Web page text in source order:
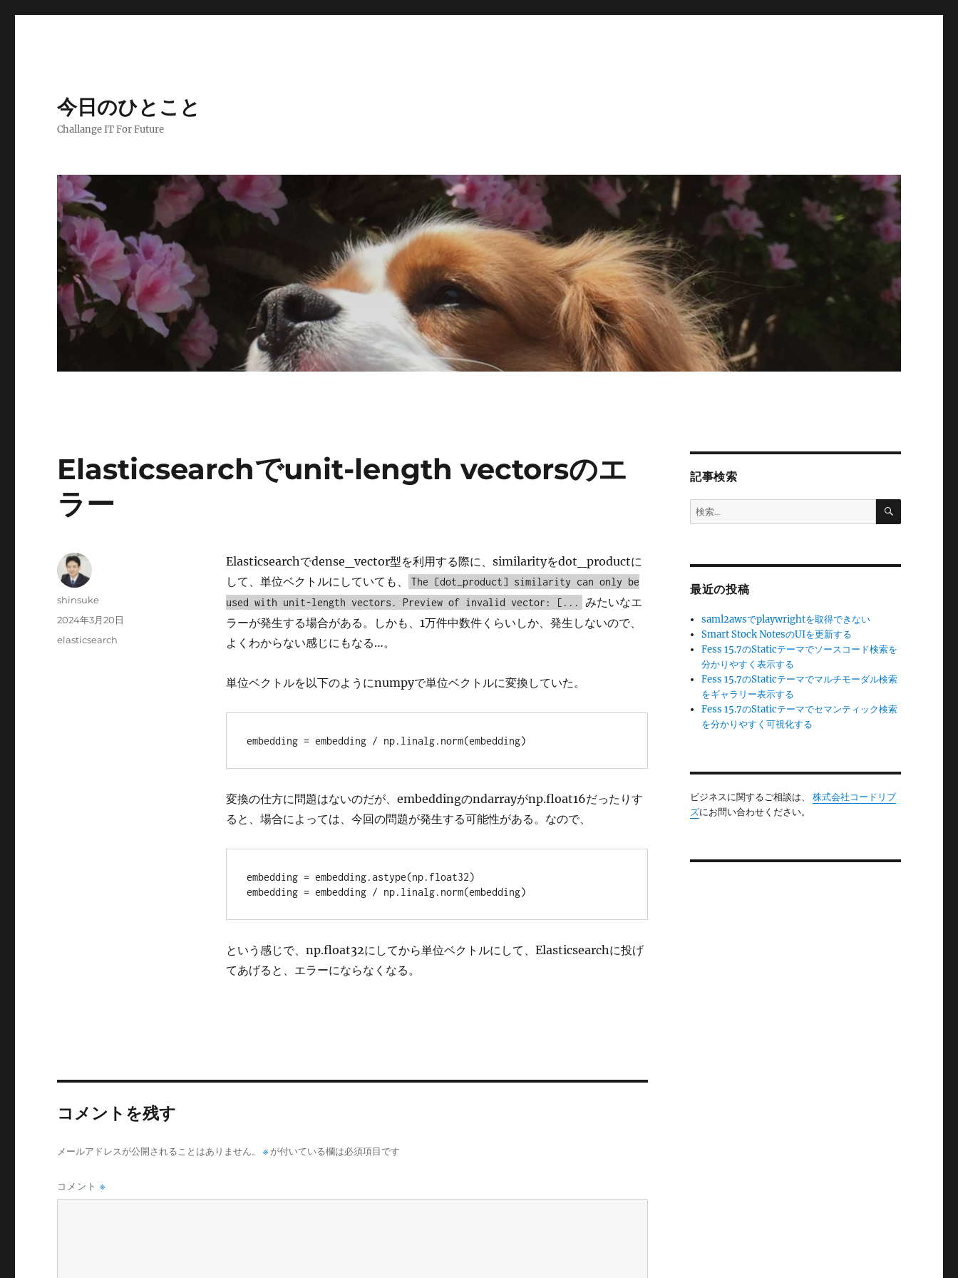
今日のひとこと
Challange IT For Future
Elasticsearchでunit-length vectorsのエ
ラー
Elasticsearchでdense_vector型を利用する際に、similarityをdot_productに
して、単位ベクトルにしていても、
The [dot_product] similarity can only be
used with unit-length vectors. Preview of invalid vector: [...
みたいなエ
ラーが発生する場合がある。しかも、1万件中数件くらいしか、発生しないので、
よくわからない感じにもなる…。
単位ベクトルを以下のようにnumpyで単位ベクトルに変換していた。
embedding = embedding / np.linalg.norm(embedding)
変換の仕方に問題はないのだが、embeddingのndarrayがnp.float16だったりす
ると、場合によっては、今回の問題が発生する可能性がある。なので、
embedding = embedding.astype(np.float32)
embedding = embedding / np.linalg.norm(embedding)
という感じで、np.float32にしてから単位ベクトルにして、Elasticsearchに投げ
てあげると、エラーにならなくなる。
投
shinsuke
投
稿
2024年3月20日
カ
elasticsearch
コメントを残す
メールアドレスが公開されることはありません。 ※ が付いている欄は必須項目です
コメント※
記事検索
検
索:
検
最近の投稿
saml2awsでplaywrightを取得できない
Smart Stock NotesのUIを更新する
Fess 15.7のStaticテーマでソースコード検索を
分かりやすく表示する
Fess 15.7のStaticテーマでマルチモーダル検索
をギャラリー表示する
Fess 15.7のStaticテーマでセマンティック検索
を分かりやすく可視化する
ビジネスに関するご相談は、 株式会社コードリブ
ズにお問い合わせください。